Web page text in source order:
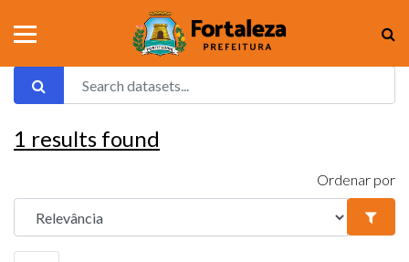
1 results found
Ordenar por